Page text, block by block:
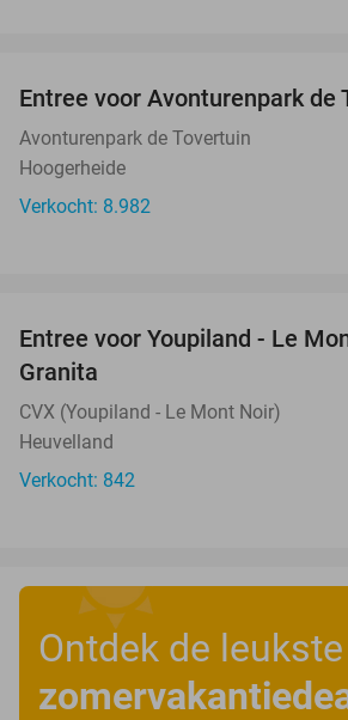
Entree voor Avonturenpark de
Avonturenpark de Tovertuin
Hoogerheide
Verkocht: 8.982
Entree voor Youpiland - Le
Granita
CVX (Youpiland - Le Mont Noir)
Heuvelland
Verkocht: 842
Ontdek de leukste